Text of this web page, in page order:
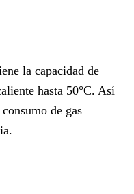
la capacidad de
hasta 50°C. Así
de gas